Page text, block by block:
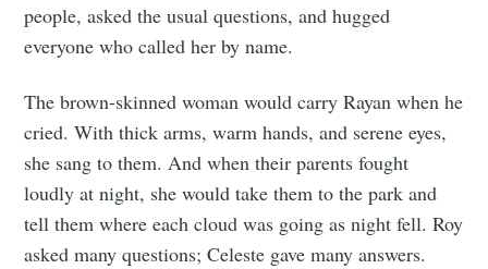
people, asked the usual questions, and hugged
everyone who called her by name.
The brown-skinned woman would carry Rayan when he
cried. With thick arms, warm hands, and serene eyes,
she sang to them. And when their parents fought
loudly at night, she would take them to the park and
tell them where each cloud was going as night fell. Roy
asked many questions; Celeste gave many answers.
Subscribe to
Tumbleweird